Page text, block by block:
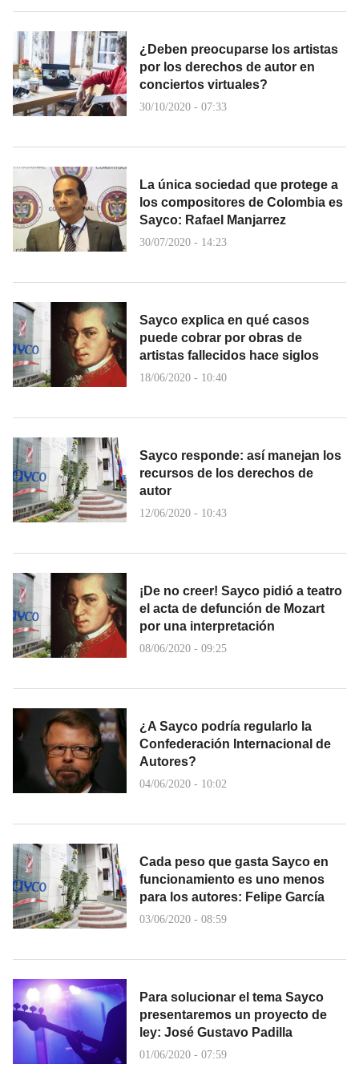
¿Deben preocuparse los artistas
por los derechos de autor en
conciertos virtuales?
30/10/2020 - 07:33
La única sociedad que protege a
los compositores de Colombia es
Sayco: Rafael Manjarrez
30/07/2020 - 14:23
Sayco explica en qué casos
puede cobrar por obras de
artistas fallecidos hace siglos
18/06/2020 - 10:40
Sayco responde: así manejan los
recursos de los derechos de
autor
12/06/2020 - 10:43
¡De no creer! Sayco pidió a teatro
el acta de defunción de Mozart
por una interpretación
08/06/2020 - 09:25
¿A Sayco podría regularlo la
Confederación Internacional de
Autores?
04/06/2020 - 10:02
Cada peso que gasta Sayco en
funcionamiento es uno menos
para los autores: Felipe García
03/06/2020 - 08:59
Para solucionar el tema Sayco
presentaremos un proyecto de
ley: José Gustavo Padilla
01/06/2020 - 07:59